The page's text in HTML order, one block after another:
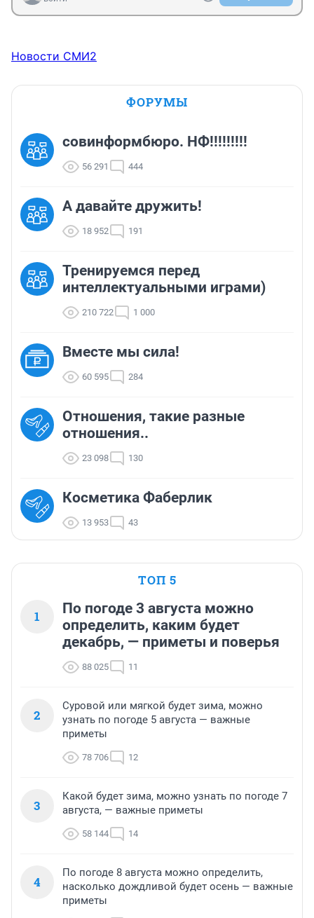
Новости СМИ2
ФОРУМЫ
совинформбюро. НФ!!!!!!!!!
56 291 444
А давайте дружить!
18 952 191
Тренируемся перед
интеллектуальными играми)
210 722 1 000
Вместе мы сила!
60 595 284
Отношения, такие разные
отношения..
23 098 130
Косметика Фаберлик
13 953 43
ТОП 5
1
По погоде 3 августа можно
определить, каким будет
декабрь, — приметы и поверья
88 025 11
2
Суровой или мягкой будет зима, можно
узнать по погоде 5 августа — важные
приметы
78 706 12
3
Какой будет зима, можно узнать по погоде 7
августа, — важные приметы
58 144 14
4
По погоде 8 августа можно определить,
насколько дождливой будет осень — важные
приметы